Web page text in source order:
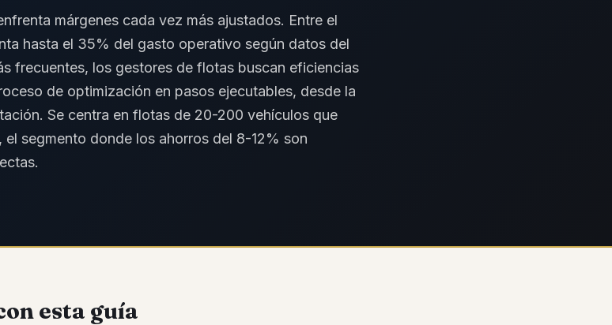
márgenes cada vez más ajustados. Entre el
hasta el 35% del gasto operativo según datos del
frecuentes, los gestores de flotas buscan eficiencias
de optimización en pasos ejecutables, desde la
Se centra en flotas de 20-200 vehículos que
el segmento donde los ahorros del 8-12% son
esta guía